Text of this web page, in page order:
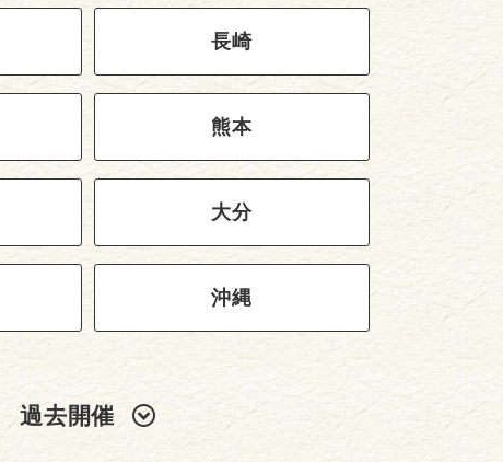
長崎
熊本
大分
沖縄
過去開催